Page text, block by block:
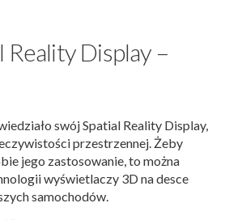
Reality Display –
swój Spatial Reality Display,
przestrzennej. Żeby
jego zastosowanie, to można
wyświetlaczy 3D na desce
samochodów.